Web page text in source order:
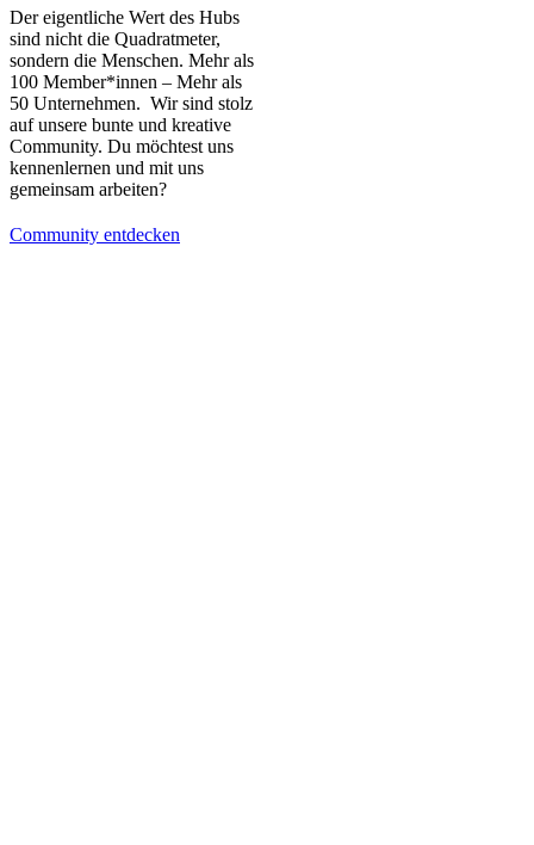
Der eigentliche Wert des Hubs
sind nicht die Quadratmeter,
sondern die Menschen. Mehr als
100 Member*innen – Mehr als
50 Unternehmen. Wir sind stolz
auf unsere bunte und kreative
Community. Du möchtest uns
kennenlernen und mit uns
gemeinsam arbeiten?
Community entdecken